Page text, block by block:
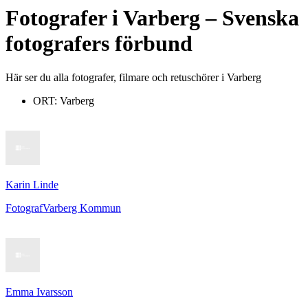
FotograferiVarberg– Svenska
fotografers förbund
Här ser du alla fotografer, filmare och retuschörer i Varberg
ORT: Varberg
Karin Linde
FotografVarberg Kommun
Emma Ivarsson